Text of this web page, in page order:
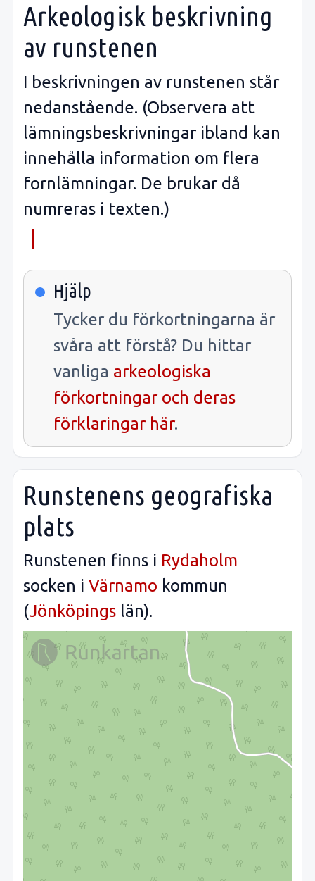
Arkeologisk beskrivning
av runstenen
I beskrivningen av runstenen står
nedanstående. (Observera att
lämningsbeskrivningar ibland kan
innehålla information om flera
fornlämningar. De brukar då
numreras i texten.)
Hjälp
Tycker du förkortningarna är
svåra att förstå? Du hittar
vanliga arkeologiska
förkortningar och deras
förklaringar här.
Runstenens geografiska
plats
Runstenen finns i Rydaholm
socken i Värnamo kommun
(Jönköpings län).